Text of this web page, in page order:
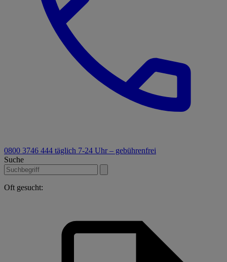
0800 3746 444 täglich 7-24 Uhr – gebührenfrei
Suche
Oft gesucht: